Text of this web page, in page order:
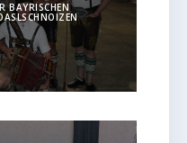
BAYRISCHEN